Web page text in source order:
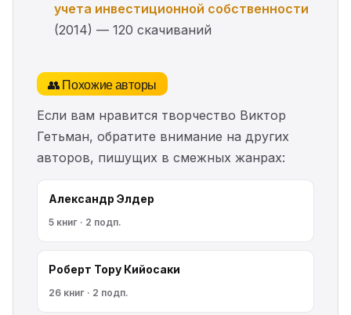
учета инвестиционной собственности
(2014) — 120 скачиваний
👥 Похожие авторы
Если вам нравится творчество Виктор
Гетьман, обратите внимание на других
авторов, пишущих в смежных жанрах:
Александр Элдер
5 книг · 2 подп.
Роберт Тору Кийосаки
26 книг · 2 подп.